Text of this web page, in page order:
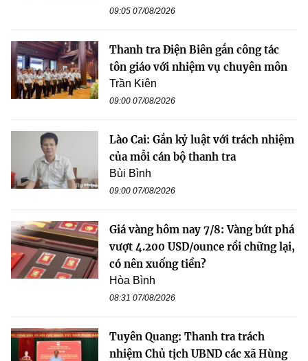
09:05 07/08/2026
Thanh tra Điện Biên gắn công tác
tôn giáo với nhiệm vụ chuyên môn
Trần Kiên
09:00 07/08/2026
Lào Cai: Gắn kỷ luật với trách nhiệm
của mỗi cán bộ thanh tra
Bùi Bình
09:00 07/08/2026
Giá vàng hôm nay 7/8: Vàng bứt phá
vượt 4.200 USD/ounce rồi chững lại,
có nên xuống tiền?
Hòa Bình
08:31 07/08/2026
Tuyên Quang: Thanh tra trách
nhiệm Chủ tịch UBND các xã Hùng